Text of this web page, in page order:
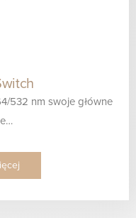
532 nm swoje główne